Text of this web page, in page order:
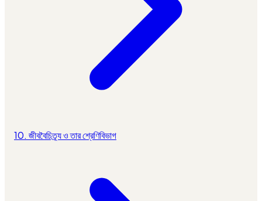
10. জীববৈচিত্র্য ও তার শ্রেণিবিভাগ